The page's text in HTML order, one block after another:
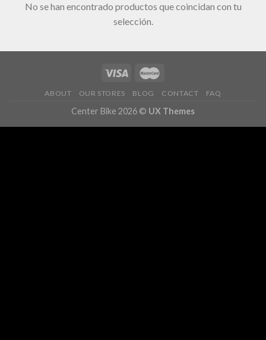
No se han encontrado productos que coincidan con tu
selección.
ABOUT OUR STORES BLOG CONTACT FAQ
Center Bike 2026 © UX Themes